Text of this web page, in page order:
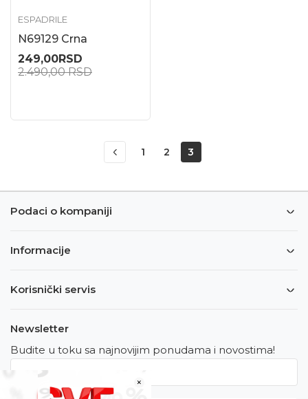
×
ESPADRILE
N69129 Crna
249,00RSD
2.490,00RSD
1 2 3
Podaci o kompaniji
Informacije
Korisnički servis
Newsletter
Budite u toku sa najnovijim ponudama i novostima!